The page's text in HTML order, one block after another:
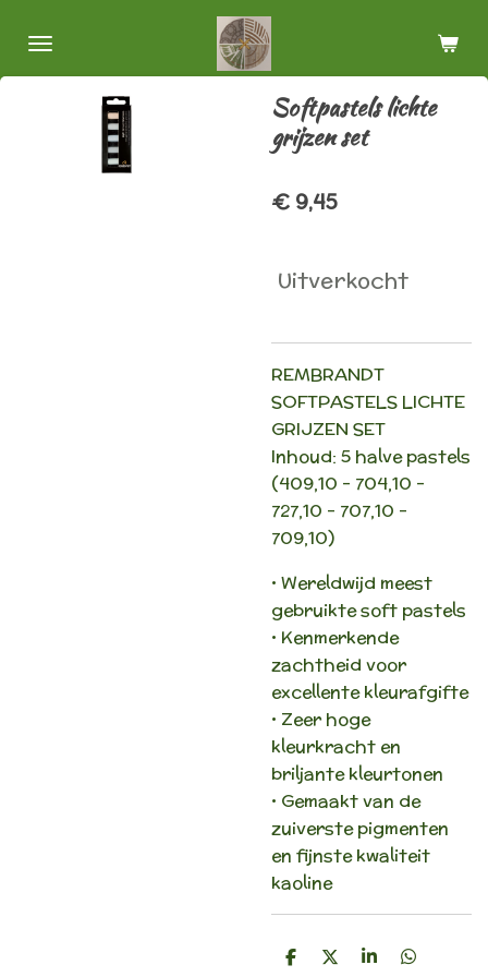
direct
naar
hoofdinhoud
Softpastels lichte
grijzen set
€ 9,45
Uitverkocht
REMBRANDT
SOFTPASTELS LICHTE
GRIJZEN SET
Inhoud: 5 halve pastels
(409,10 - 704,10 -
727,10 - 707,10 -
709,10)
• Wereldwijd meest
gebruikte soft pastels
• Kenmerkende
zachtheid voor
excellente kleurafgifte
• Zeer hoge
kleurkracht en
briljante kleurtonen
• Gemaakt van de
zuiverste pigmenten
en fijnste kwaliteit
kaoline
D
D
S
D